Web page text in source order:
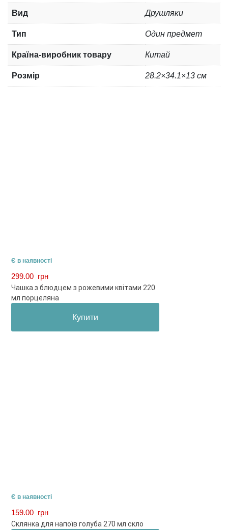
Вид Друшляки
Тип Один предмет
Країна-виробник товару Китай
Розмір 28.2×34.1×13 см
Є в наявності
299.00 грн
Чашка з блюдцем з рожевими квітами 220
мл порцеляна
Купити
Є в наявності
159.00 грн
Склянка для напоїв голуба 270 мл скло